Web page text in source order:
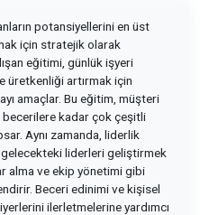
potansiyellerini en üst
için stratejik olarak
eğitimi, günlük işyeri
üretkenliği artırmak için
amaçlar. Bu eğitim, müşteri
kadar çok çeşitli
Aynı zamanda, liderlik
liderleri geliştirmek
alma ve ekip yönetimi gibi
Beceri edinimi ve kişisel
ilerletmelerine yardımcı